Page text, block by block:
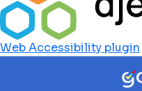
Web Accessibility plugin